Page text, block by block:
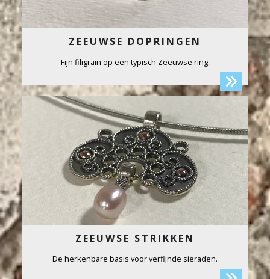
ZEEUWSE DOPRINGEN
Fijn filigrain op een typisch Zeeuwse ring.
ZEEUWSE STRIKKEN
De herkenbare basis voor verfijnde sieraden.